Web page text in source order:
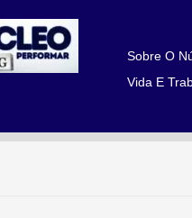
Sobre O
Vida E